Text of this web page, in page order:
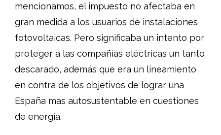
mencionamos, el impuesto no afectaba en
gran medida a los usuarios de instalaciones
fotovoltaicas. Pero significaba un intento por
proteger a las compañías eléctricas un tanto
descarado, además que era un lineamiento
en contra de los objetivos de lograr una
España mas autosustentable en cuestiones
de energía.